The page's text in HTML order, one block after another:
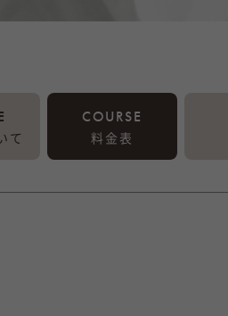
て
COURSE
料金表